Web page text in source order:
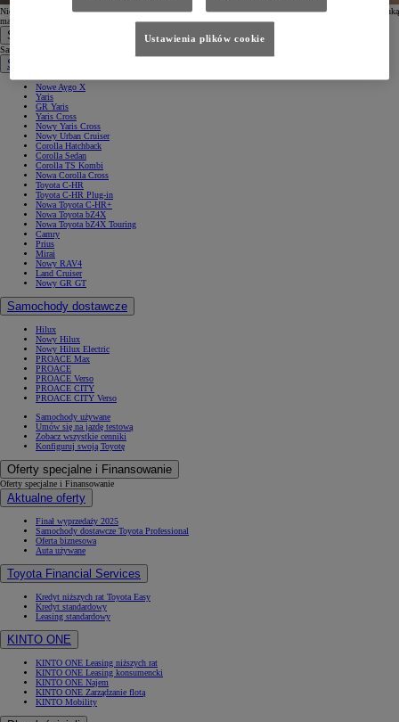
Nie otrzymałeś wiadomości? Nie zapomnij sprawdzić folderu spam. W przypadku problemów z Twoją skrzynką
mailową, możesz również ponowić
proces subskrypcji.
Samochody
Samochody
Samochody osobowe
Nowe Aygo X
Yaris
GR Yaris
Yaris Cross
Nowy Yaris Cross
Nowy Urban Cruiser
Corolla Hatchback
Corolla Sedan
Corolla TS Kombi
Nowa Corolla Cross
Toyota C-HR
Toyota C-HR Plug-in
Nowa Toyota C-HR+
Nowa Toyota bZ4X
Nowa Toyota bZ4X Touring
Camry
Prius
Mirai
Nowy RAV4
Land Cruiser
Nowy GR GT
Samochody dostawcze
Hilux
Nowy Hilux
Nowy Hilux Electric
PROACE Max
PROACE
PROACE Verso
PROACE CITY
PROACE CITY Verso
Samochody używane
Umów się na jazdę testową
Zobacz wszystkie cenniki
Konfiguruj swoją Toyotę
Oferty specjalne i Finansowanie
Oferty specjalne i Finansowanie
Aktualne oferty
Finał wyprzedaży 2025
Samochody dostawcze Toyota Professional
Oferta biznesowa
Auta używane
Toyota Financial Services
Kredyt niższych rat Toyota Easy
Kredyt standardowy
Leasing standardowy
KINTO ONE
KINTO ONE Leasing niższych rat
KINTO ONE Leasing konsumencki
KINTO ONE Najem
KINTO ONE Zarządzanie flotą
KINTO Mobility
Ustawienia plików cookie